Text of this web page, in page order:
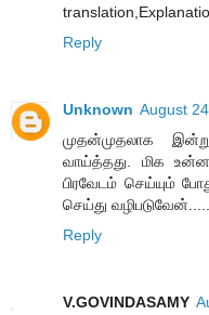
Reply
Unknown August
முதன்முதலாக
வாய்த்தது. மிக
பிரவேடம் செய்யும்
செய்து வழிபடுவேன்.......
Reply
V.GOVINDASAMY